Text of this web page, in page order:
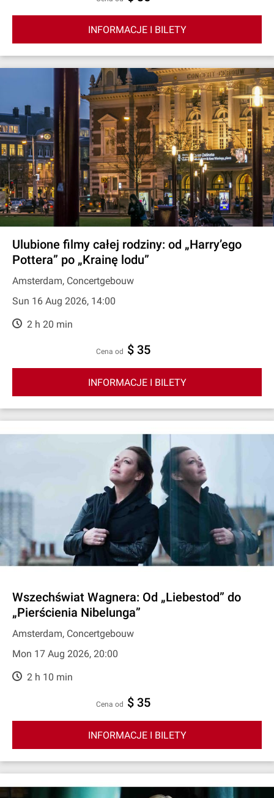
INFORMACJE I BILETY
Ulubione filmy całej rodziny: od „Harry’ego
Pottera” po „Krainę lodu”
Amsterdam, Concertgebouw
Sun 16 Aug 2026, 14:00
2 h 20 min
cena od $ 35
INFORMACJE I BILETY
Wszechświat Wagnera: Od „Liebestod” do
„Pierścienia Nibelunga”
Amsterdam, Concertgebouw
Mon 17 Aug 2026, 20:00
2 h 10 min
cena od $ 35
INFORMACJE I BILETY